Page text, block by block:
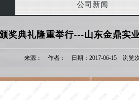
公司新闻
奖典礼隆重举行---山东金鼎实
来源： 作者： 日期：2017-06-15 浏览